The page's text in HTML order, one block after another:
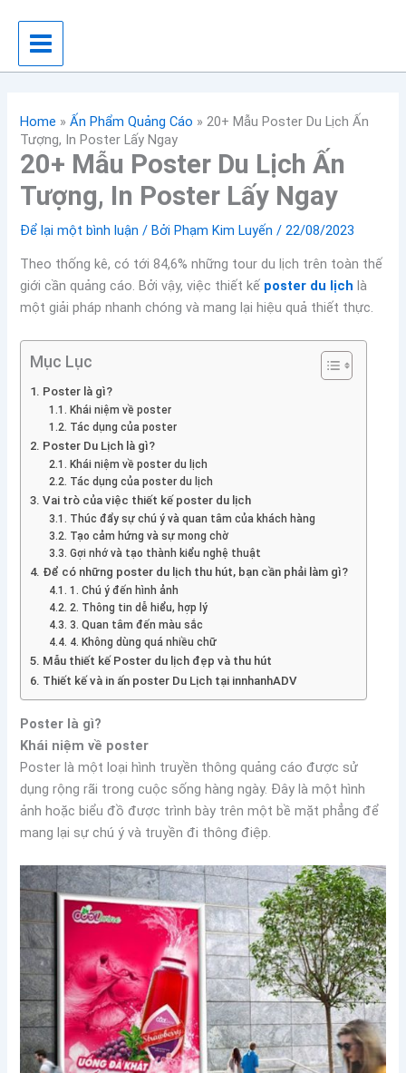
dung
Home »Ấn Phẩm Quảng Cáo »20+ Mẫu Poster Du Lịch Ấn
Tượng, In Poster Lấy Ngay
20+ Mẫu Poster Du Lịch Ấn
Tượng, In Poster Lấy Ngay
Để lại một bình luận / BởiPhạm Kim Luyến/22/08/2023
Theo thống kê, có tới 84,6% những tour du lịch trên toàn thế
giới cần quảng cáo. Bởi vậy, việc thiết kế poster du lịch là
một giải pháp nhanh chóng và mang lại hiệu quả thiết thực.
Mục Lục
Poster là gì?
Khái niệm về poster
Tác dụng của poster
Poster Du Lịch là gì?
Khái niệm về poster du lịch
Tác dụng của poster du lịch
Vai trò của việc thiết kế poster du lịch
Thúc đẩy sự chú ý và quan tâm của khách hàng
Tạo cảm hứng và sự mong chờ
Gợi nhớ và tạo thành kiểu nghệ thuật
Để có những poster du lịch thu hút, bạn cần phải làm gì?
1. Chú ý đến hình ảnh
2. Thông tin dễ hiểu, hợp lý
3. Quan tâm đến màu sắc
4. Không dùng quá nhiều chữ
Mẫu thiết kế Poster du lịch đẹp và thu hút
Thiết kế và in ấn poster Du Lịch tại innhanhADV
Poster là gì?
Khái niệm về poster
Poster là một loại hình truyền thông quảng cáo được sử
dụng rộng rãi trong cuộc sống hàng ngày. Đây là một hình
ảnh hoặc biểu đồ được trình bày trên một bề mặt phẳng để
mang lại sự chú ý và truyền đi thông điệp.